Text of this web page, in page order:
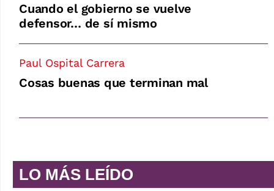
Cuando el gobierno se vuelve
defensor… de sí mismo
Paul Ospital Carrera
Cosas buenas que terminan mal
LO MÁS LEÍDO